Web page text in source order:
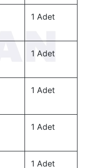
1 Adet
1 Adet
1 Adet
1 Adet
1 Adet